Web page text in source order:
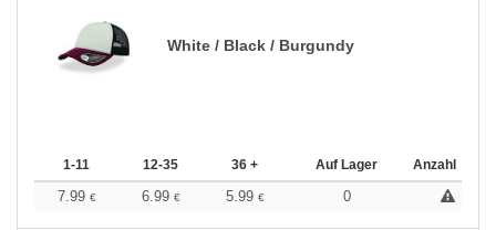
White / Black / Burgundy
1-11 12-35 36 + Auf Lager Anzahl
7.99 € 6.99 € 5.99 € 0